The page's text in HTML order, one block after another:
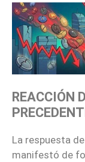
REACCIÓN
La respuesta
manifestó de